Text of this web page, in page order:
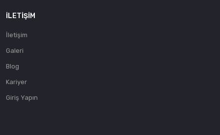
İLETIŞIM
İletişim
Galeri
Blog
Kariyer
Giriş Yapın